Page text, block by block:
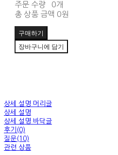
주문 수량
0개
총 상품 금액 0원
구매하기
장바구니에 담기
상세 설명 머리글
상세 설명
상세 설명 바닥글
후기(0)
질문(10)
관련 상품